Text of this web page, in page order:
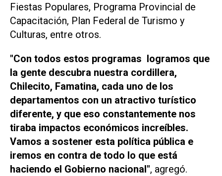
Fiestas Populares, Programa Provincial de
Capacitación, Plan Federal de Turismo y
Culturas, entre otros.
"Con todos estos programas logramos que
la gente descubra nuestra cordillera,
Chilecito, Famatina, cada uno de los
departamentos con un atractivo turístico
diferente, y que eso constantemente nos
tiraba impactos económicos increíbles.
Vamos a sostener esta política pública e
iremos en contra de todo lo que está
haciendo el Gobierno nacional", agregó.